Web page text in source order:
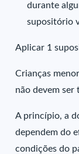
durante
supositório
Aplicar 1
Crianças
não devem ser
A princípio, a
dependem do
condições do